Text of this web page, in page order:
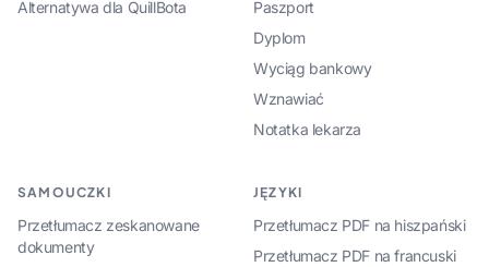
Alternatywa dla QuillBota
Paszport
Dyplom
Wyciąg bankowy
Wznawiać
Notatka lekarza
SAMOUCZKI
Przetłumacz zeskanowane
dokumenty
JĘZYKI
Przetłumacz PDF na hiszpański
Przetłumacz PDF na francuski